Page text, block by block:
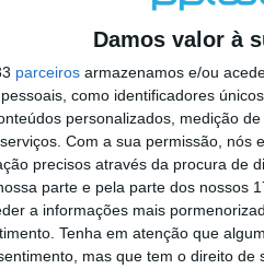
Damos valor à
parceiros armazenamos e/ou
como identificadores
personalizados, medição
Com a sua permissão, nós
precisos através da procura de
parte e pela parte dos nossos
a informações mais
Tenha em atenção que
mas que tem o direito
pessoa apaixonada e
o mundo está
pela classe trabalhadora,
que isso, revelam que Musk
empregados.
a Musk: já encontrou o seu